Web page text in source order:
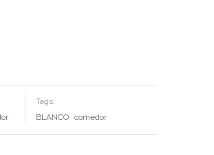
Tags:
BLANCO comedor